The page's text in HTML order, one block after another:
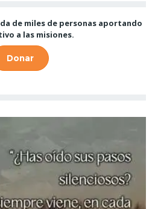
de miles de personas aportando
a las misiones.
Donar